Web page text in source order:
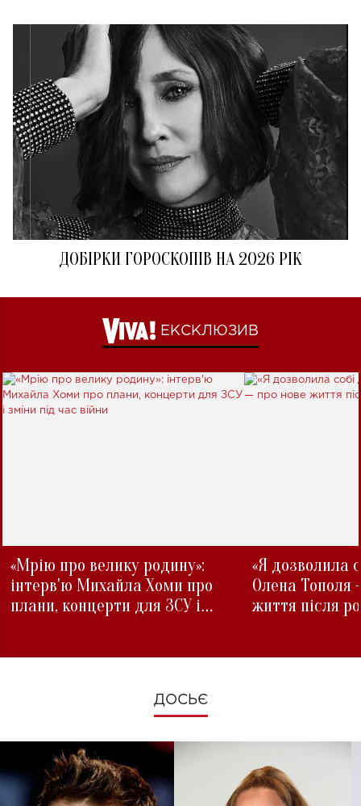
ДОБІРКИ ГОРОСКОПІВ НА 2026 РІК
ЕКСКЛЮЗИВ
«Мрію про велику родину»:
інтерв'ю Михайла Хоми про
плани, концерти для ЗСУ і
«Я дозволила
Олена Тополя
життя після
ДОСЬЄ